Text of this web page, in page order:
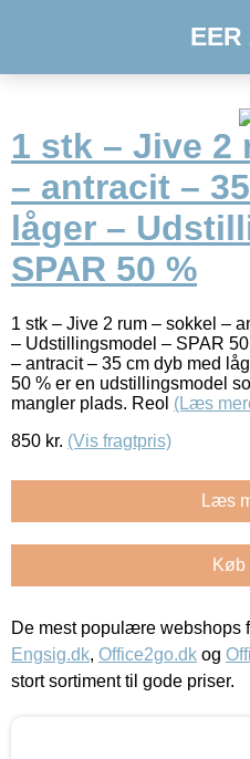
EER
1 stk – Jive 2
– antracit –
låger –
SPAR 50 %
1 stk – Jive 2 rum – sokkel –
– Udstillingsmodel – SPAR
– antracit – 35 cm dyb med
50 % er en udstillingsmodel
mangler plads. Reol (Læs
850 kr. (Vis fragtpris)
Læs
Køb
De mest populære webshops
Engsig.dk, Office2go.dk og
stort sortiment til gode priser.